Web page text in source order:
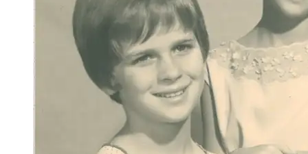
Mulheres reforçam gestão à frente de cargos
de liderança no Governo de Minas